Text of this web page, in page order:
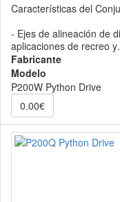
Características del
- Ejes de alineación de
aplicaciones de recreo
Fabricante
Modelo
P200W Python Drive
0.00€